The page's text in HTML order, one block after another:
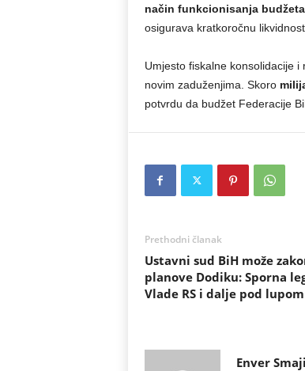
način funkcionisanja budžeta
osigurava kratkoročnu
Umjesto fiskalne konsolidacije
novim zaduženjima. Skoro
potvrdu da budžet Federacije
Prethodni članak
Ustavni sud BiH može
planove Dodiku: Sporna
Vlade RS i dalje pod lupom
Enver